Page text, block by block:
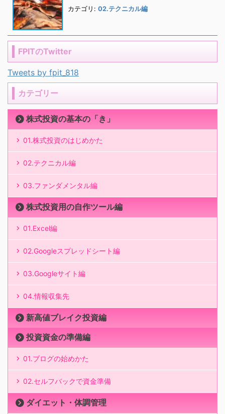
カテゴリ: 02.テクニカル編
FPITのTwitter
Tweets by fpit_818
カテゴリー
株式投資の基本の「き」
01.株式投資のはじめかた
02.テクニカル編
03.ファンダメンタル編
株式投資用の自作ツール編
01.Excel編
02.Googleスプレッドシート編
03.Googleサイト編
04.情報収集先
新高値ブレイク投資編
投資資金の準備編
01.ブログの始めかた
02.セルフバックで資金準備
ダイエット・体調管理